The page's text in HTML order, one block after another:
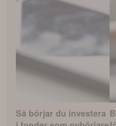
Så börjar du investera